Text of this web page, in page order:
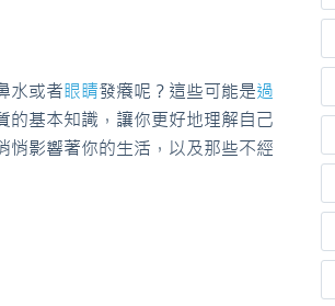
水或者眼睛發癢呢？這些可能是過
的基本知識，讓你更好地理解自己
悄影響著你的生活，以及那些不經